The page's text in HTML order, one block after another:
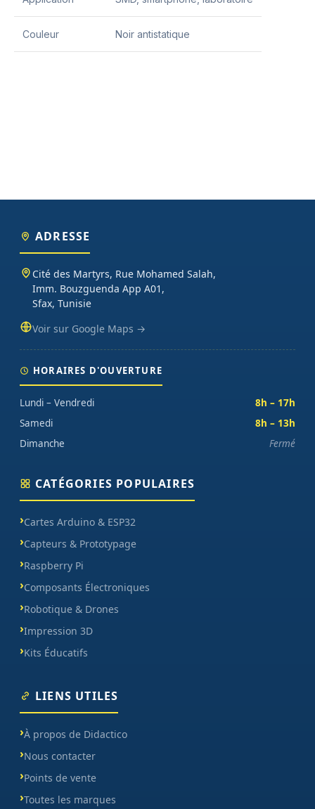
Couleur Noir antistatique
ADRESSE
Cité des Martyrs, Rue Mohamed Salah,
Imm. Bouzguenda App A01,
Sfax, Tunisie
Voir sur Google Maps →
HORAIRES D'OUVERTURE
Lundi – Vendredi
8h – 17h
Samedi
8h – 13h
Dimanche
Fermé
CATÉGORIES POPULAIRES
Cartes Arduino & ESP32
Capteurs & Prototypage
Raspberry Pi
Composants Électroniques
Robotique & Drones
Impression 3D
Kits Éducatifs
LIENS UTILES
À propos de Didactico
Nous contacter
Points de vente
Toutes les marques